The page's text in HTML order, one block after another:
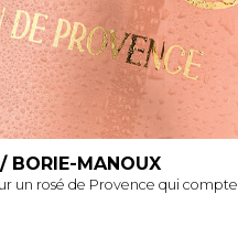
BORIE-MANOUX
un rosé de Provence qui compte.